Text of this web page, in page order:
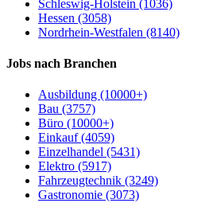
Schleswig-Holstein (1036)
Hessen (3058)
Nordrhein-Westfalen (8140)
Jobs nach Branchen
Ausbildung (10000+)
Bau (3757)
Büro (10000+)
Einkauf (4059)
Einzelhandel (5431)
Elektro (5917)
Fahrzeugtechnik (3249)
Gastronomie (3073)